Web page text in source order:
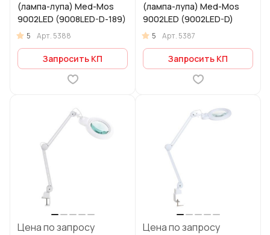
(лампа-лупа) Med-Mos
9002LED (9008LED-D-189)
5 Арт. 5388
Запросить КП
(лампа-лупа) Med-Mos
9002LED (9002LED-D)
5 Арт. 5387
Запросить КП
Цена по запросу Цена по запросу